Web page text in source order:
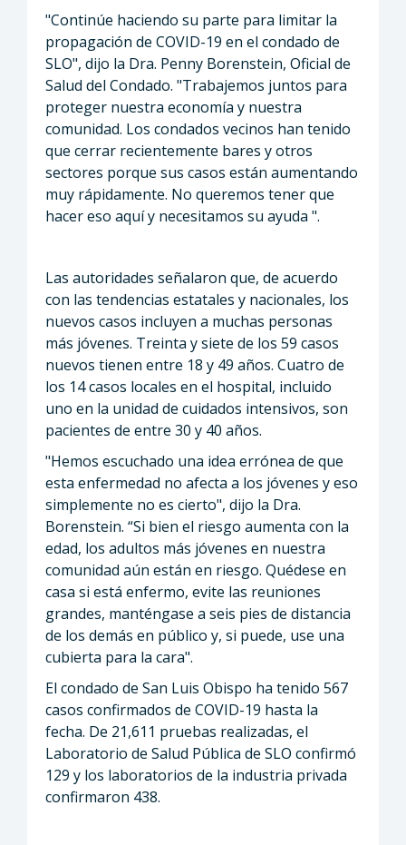
"Continúe haciendo su parte para limitar la
propagación de COVID-19 en el condado de
SLO", dijo la Dra. Penny Borenstein, Oficial de
Salud del Condado. "Trabajemos juntos para
proteger nuestra economía y nuestra
comunidad. Los condados vecinos han tenido
que cerrar recientemente bares y otros
sectores porque sus casos están aumentando
muy rápidamente. No queremos tener que
hacer eso aquí y necesitamos su ayuda ".
Las autoridades señalaron que, de acuerdo
con las tendencias estatales y nacionales, los
nuevos casos incluyen a muchas personas
más jóvenes. Treinta y siete de los 59 casos
nuevos tienen entre 18 y 49 años. Cuatro de
los 14 casos locales en el hospital, incluido
uno en la unidad de cuidados intensivos, son
pacientes de entre 30 y 40 años.
"Hemos escuchado una idea errónea de que
esta enfermedad no afecta a los jóvenes y eso
simplemente no es cierto", dijo la Dra.
Borenstein. “Si bien el riesgo aumenta con la
edad, los adultos más jóvenes en nuestra
comunidad aún están en riesgo. Quédese en
casa si está enfermo, evite las reuniones
grandes, manténgase a seis pies de distancia
de los demás en público y, si puede, use una
cubierta para la cara".
El condado de San Luis Obispo ha tenido 567
casos confirmados de COVID-19 hasta la
fecha. De 21,611 pruebas realizadas, el
Laboratorio de Salud Pública de SLO confirmó
129 y los laboratorios de la industria privada
confirmaron 438.